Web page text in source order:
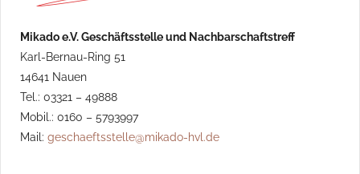
Mikado e.V. Geschäftsstelle und Nachbarschaftstreff
Karl-Bernau-Ring 51
14641 Nauen
Tel.: 03321 – 49888
Mobil.: 0160 – 5793997
Mail: geschaeftsstelle@mikado-hvl.de